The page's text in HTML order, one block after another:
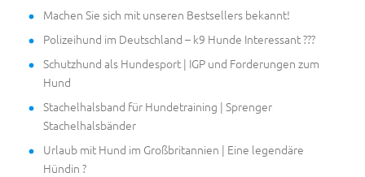
Machen Sie sich mit unseren Bestsellers bekannt!
Polizeihund im Deutschland – k9 Hunde Interessant ???
Schutzhund als Hundesport | IGP und Forderungen zum
Hund
Stachelhalsband für Hundetraining | Sprenger
Stachelhalsbänder
Urlaub mit Hund im Großbritannien | Eine legendäre
Hündin ?